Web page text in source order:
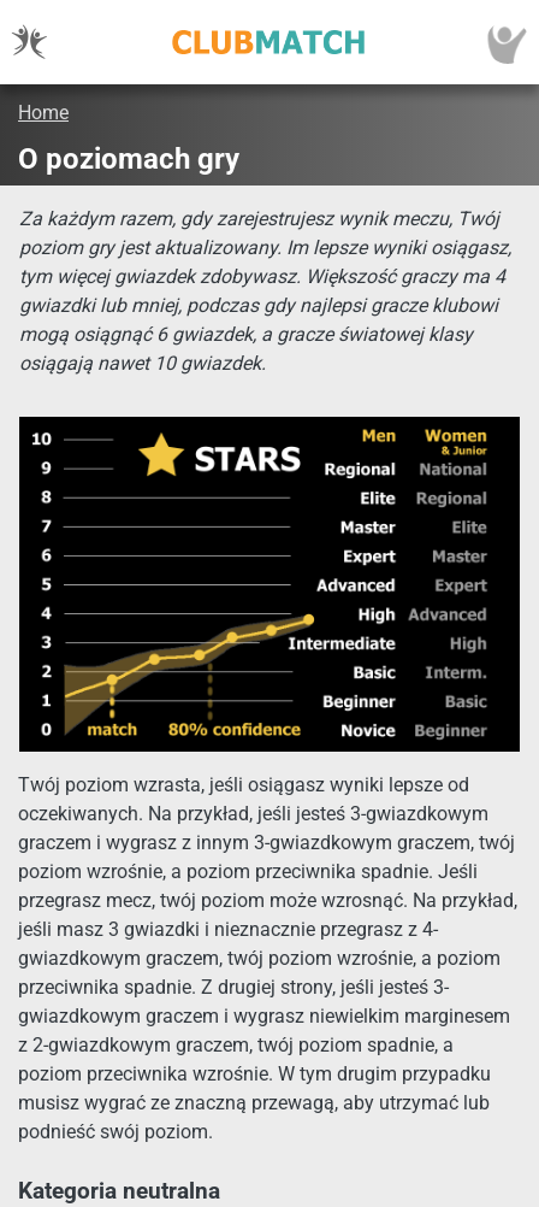
Home
O poziomach gry
Za każdym razem, gdy zarejestrujesz wynik meczu, Twój
poziom gry jest aktualizowany. Im lepsze wyniki osiągasz,
tym więcej gwiazdek zdobywasz. Większość graczy ma 4
gwiazdki lub mniej, podczas gdy najlepsi gracze klubowi
mogą osiągnąć 6 gwiazdek, a gracze światowej klasy
osiągają nawet 10 gwiazdek.
Twój poziom wzrasta, jeśli osiągasz wyniki lepsze od
oczekiwanych. Na przykład, jeśli jesteś 3-gwiazdkowym
graczem i wygrasz z innym 3-gwiazdkowym graczem, twój
poziom wzrośnie, a poziom przeciwnika spadnie. Jeśli
przegrasz mecz, twój poziom może wzrosnąć. Na przykład,
jeśli masz 3 gwiazdki i nieznacznie przegrasz z 4-
gwiazdkowym graczem, twój poziom wzrośnie, a poziom
przeciwnika spadnie. Z drugiej strony, jeśli jesteś 3-
gwiazdkowym graczem i wygrasz niewielkim marginesem
z 2-gwiazdkowym graczem, twój poziom spadnie, a
poziom przeciwnika wzrośnie. W tym drugim przypadku
musisz wygrać ze znaczną przewagą, aby utrzymać lub
podnieść swój poziom.
Kategoria neutralna